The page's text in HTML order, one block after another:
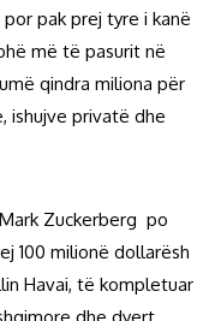
pak prej tyre i kanë
më të pasurit në
qindra miliona për
ishujve privatë dhe
Zuckerberg po
100 milionë dollarësh
Havai, të kompletuar